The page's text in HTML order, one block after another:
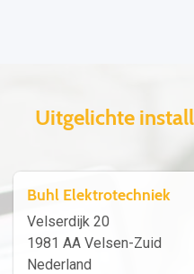
Uitgelichte
Buhl Elektrotechniek
Velserdijk 20
1981 AA Velsen-Zuid
Nederland